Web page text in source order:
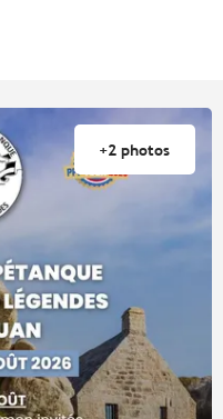
+2 photos